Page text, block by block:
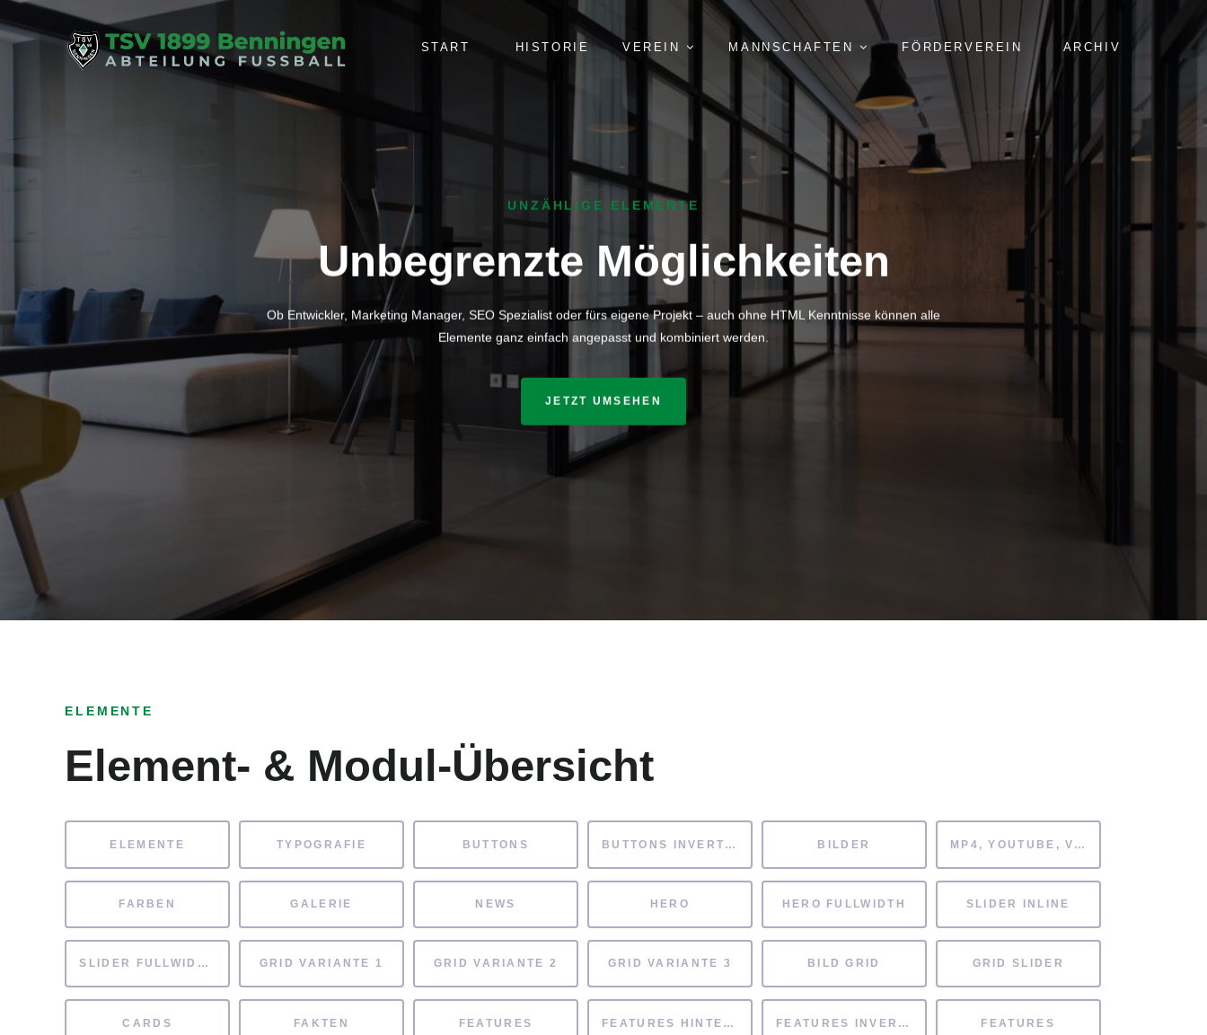
NAVIGATION
START HISTORIE VEREIN MANNSCHAFTEN FÖRDERVEREIN ARCHIV
UNZÄHLIGE ELEMENTE
Unbegrenzte Möglichkeiten
Ob Entwickler, Marketing Manager, SEO Spezialist oder fürs eigene Projekt – auch ohne HTML Kenntnisse können alle
Elemente ganz einfach angepasst und kombiniert werden.
JETZT UMSEHEN
ELEMENTE
Element- & Modul-Übersicht
ELEMENTE TYPOGRAFIE BUTTONS BUTTONS INVERTIERT BILDER MP4, YOUTUBE, VIMEO
FARBEN GALERIE NEWS HERO HERO FULLWIDTH SLIDER INLINE
SLIDER FULLWIDTH GRID VARIANTE 1 GRID VARIANTE 2 GRID VARIANTE 3 BILD GRID GRID SLIDER
CARDS FAKTEN FEATURES FEATURES HINTERGRUND FEATURES INVERTIERT FEATURES